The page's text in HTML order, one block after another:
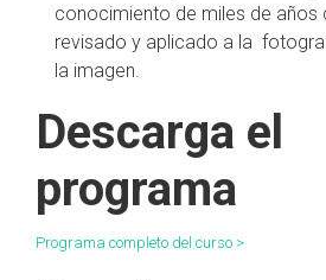
conocimiento de miles de años
revisado y aplicado a la
la imagen.
Descarga el
programa
Programa completo del curso >